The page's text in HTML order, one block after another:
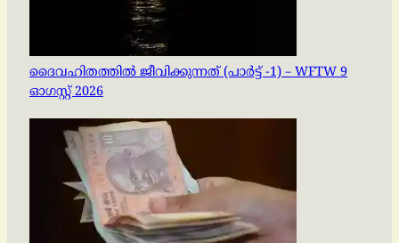
ദൈവഹിതത്തിൽ ജീവിക്കുന്നത് (പാർട്ട് -1) – WFTW 9
ഓഗസ്റ്റ് 2026